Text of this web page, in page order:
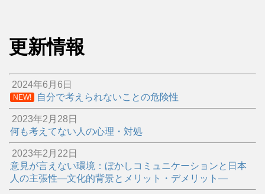
更新情報
2024年6月6日
NEW! 自分で考えられないことの危険性
2023年2月28日
何も考えてない人の心理・対処
2023年2月22日
意見が言えない環境：ぼかしコミュニケーションと日本
人の主張性―文化的背景とメリット・デメリット―